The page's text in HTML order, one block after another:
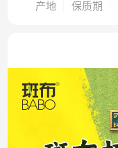
产地
保质期